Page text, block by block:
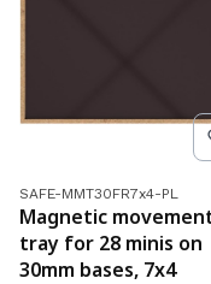
Kod produktu
SAFE-MMT30FR7x4-PL
Magnetic
tray for 28 minis on
30mm bases, 7x4